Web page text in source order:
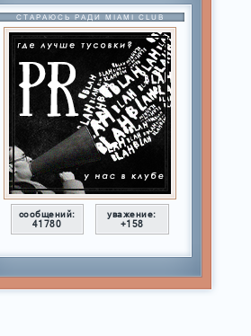
СТАРАЮСЬ РАДИ MIAMI CLUB
сообщений:
41780
уважение:
+158